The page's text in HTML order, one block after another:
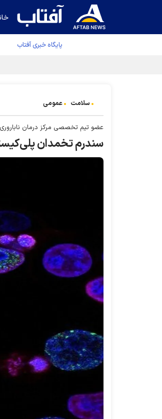
پایگاه خبری آفتاب
سلامت عمومی
عضو تیم تخصصی مرکز درمان
سندرم تخمدان